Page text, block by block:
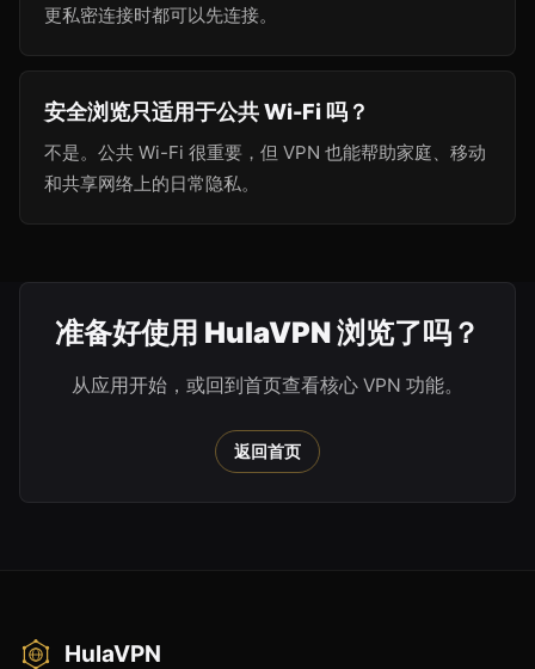
更私密连接时都可以先连接。
安全浏览只适用于公共 Wi-Fi 吗？
不是。公共 Wi-Fi 很重要，但 VPN 也能帮助家庭、移动
和共享网络上的日常隐私。
准备好使用 HulaVPN 浏览了吗？
从应用开始，或回到首页查看核心 VPN 功能。
返回首页
HulaVPN